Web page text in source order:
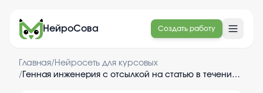
НейроСова Создать работу
Главная/ Нейросеть для курсовых
/
Генная инженерия с отсылкой на статью в течении всего текста и названием статьи на титульной странице